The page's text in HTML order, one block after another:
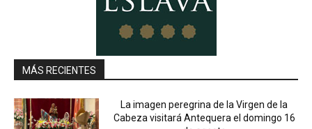
MÁS RECIENTES
La imagen peregrina de la Virgen de la
Cabeza visitará Antequera el domingo 16